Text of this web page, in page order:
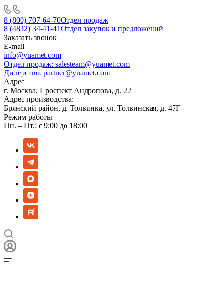
8 (800) 707-64-70Отдел продаж
8 (4832) 34-41-41Отдел закупок и предложений
Заказать звонок
E-mail
info@yuamet.com
Отдел продаж: salesteam@yuamet.com
Дилерство: partner@yuamet.com
Адрес
г. Москва, Проспект Андропова, д. 22
Адрес производства:
Брянский район, д. Толвинка, ул. Толвинская, д. 47Г
Режим работы
Пн. – Пт.: с 9:00 до 18:00